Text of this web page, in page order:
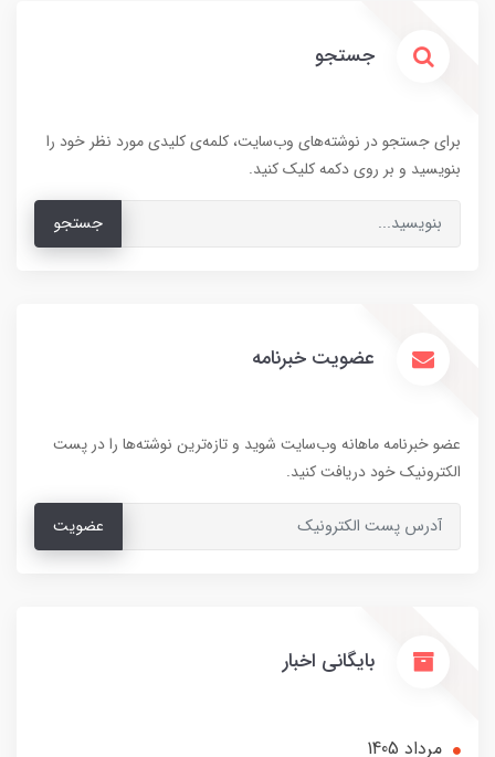
جستجو
برای جستجو در نوشته‌های وب‌سایت، کلمه‌ی کلیدی مورد نظر خود را
بنویسید و بر روی دکمه کلیک کنید.
جستجو
عضویت خبرنامه
عضو خبرنامه ماهانه وب‌سایت شوید و تازه‌ترین نوشته‌ها را در پست
الکترونیک خود دریافت کنید.
عضویت
بایگانی اخبار
مرداد 1405